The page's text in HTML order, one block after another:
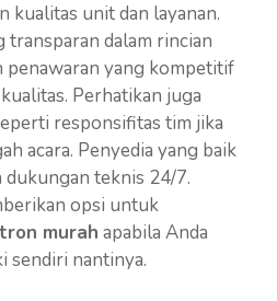
kualitas unit dan layanan.
transparan dalam rincian
penawaran yang kompetitif
Perhatikan juga
responsifitas tim jika
acara. Penyedia yang baik
dukungan teknis 24/7.
opsi untuk
murah apabila Anda
sendiri nantinya.